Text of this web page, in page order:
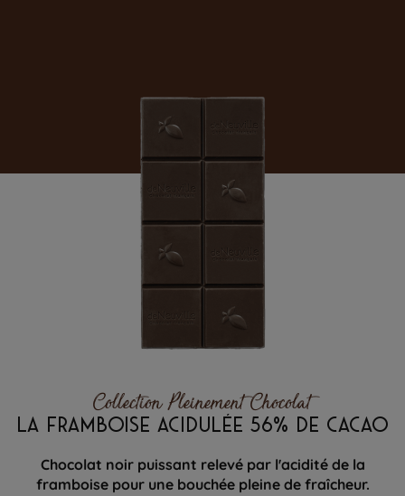
Collection Pleinement Chocolat
LA FRAMBOISE ACIDULÉE 56% DE CACAO
Chocolat noir puissant relevé par l'acidité de la
framboise pour une bouchée pleine de fraîcheur.